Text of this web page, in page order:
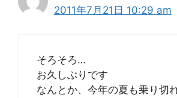
2011年7月21日 10:29 am
そろそろ…
お久しぶりです
なんとか、今年の夏も乗り切